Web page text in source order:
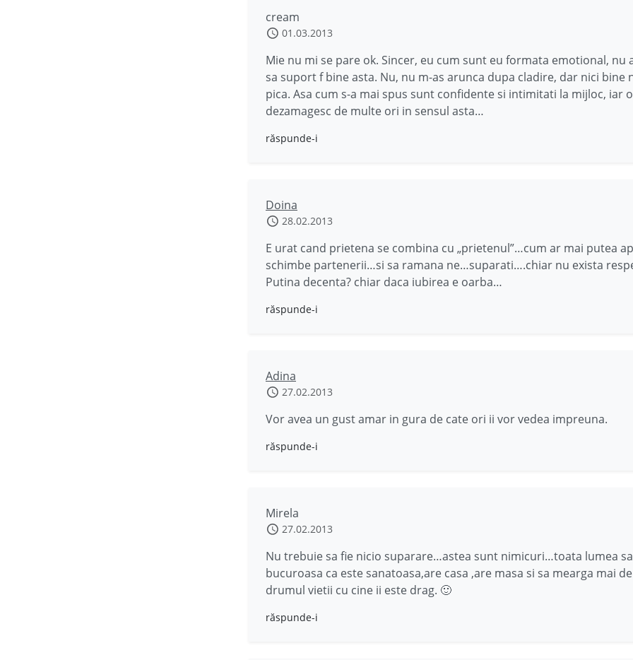
cream
01.03.2013
Mie nu mi se pare ok. Sincer, eu cum sunt eu formata emotional, nu
sa suport f bine asta. Nu, nu m-as arunca dupa cladire, dar nici bine
pica. Asa cum s-a mai spus sunt confidente si intimitati la mijloc, iar
dezamagesc de multe ori in sensul asta…
răspunde-i
Doina
28.02.2013
E urat cand prietena se combina cu „prietenul”…cum ar mai putea
schimbe partenerii…si sa ramana ne…suparati….chiar nu exista
Putina decenta? chiar daca iubirea e oarba…
răspunde-i
Adina
27.02.2013
Vor avea un gust amar in gura de cate ori ii vor vedea impreuna.
răspunde-i
Mirela
27.02.2013
Nu trebuie sa fie nicio suparare…astea sunt nimicuri…toata lumea
bucuroasa ca este sanatoasa,are casa ,are masa si sa mearga mai
drumul vietii cu cine ii este drag. 🙂
răspunde-i